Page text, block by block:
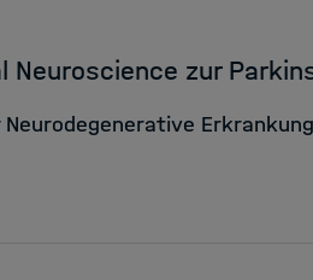
Neuroscience zur